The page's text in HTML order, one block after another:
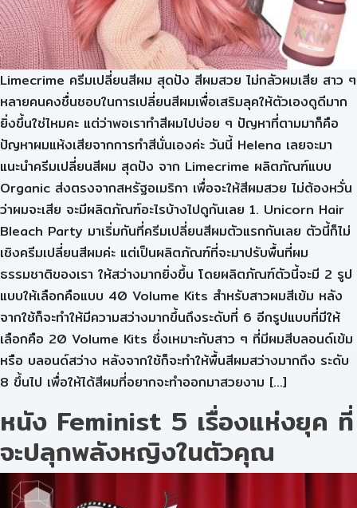
Limecrime ครีมเปลี่ยนสีผม สุดปัง สีผมสวย ไม่กลัวผมเสีย สาว ๆ
หลายคนคงชื่นชอบในการเปลี่ยนสีผมเพื่อเสริมลุคให้ตัวเองดูดีมาก
ยิ่งขึ้นใช่ไหมคะ แต่ว่าพอเราทำสีผมไปบ่อย ๆ ปัญหาที่ตามมาก็คือ
ปัญหาผมแห้งเสียจากการทำสีนั่นเองค่ะ วันนี้ Helena เลยจะมา
แนะนำครีมเปลี่ยนสีผม สุดปัง จาก Limecrime ผลิตภัณฑ์แบบ
Organic ส่งตรงจากสหรัฐอเมริกา เพื่อจะให้สีผมสวย ไม่ต้องหวั่น
ว่าผมจะเสีย จะมีผลิตภัณฑ์อะไรบ้างไปดูกันเลย 1. Unicorn Hair
Bleach Party มาเริ่มกันที่ครีมเปลี่ยนสีผมตัวแรกกันเลย ตัวนี้ก็ไม่
เชิงครีมเปลี่ยนสีผมค่ะ แต่เป็นผลิตภัณฑ์ที่จะมาปรับพื้นที่ผม
ธรรมชาติของเรา ให้สว่างมากยิ่งขึ้น โดยผลิตภัณฑ์ตัวนี้จะมี 2 รูป
แบบให้เลือกคือแบบ 40 Volume Kits สำหรับสาวผมสีเข้ม หลัง
จากใช้ก็จะทำให้มีความสว่างมากขึ้นถึงระดับที่ 6 อีกรูปแบบที่มีให้
เลือกคือ 20 Volume Kits ซึ่งเหมาะกับสาว ๆ ที่มีผมสีบลอนด์เข้ม
หรือ บลอนด์สว่าง หลังจากใช้ก็จะทำให้พื้นสีผมสว่างมากถึง ระดับ
8 ขึ้นไป เพื่อให้ได้สีผมที่อยากจะทำออกมาสวยงาม […]
หนัง Feminist 5 เรื่องแห่งยุค ที่
จะปลุกพลังหญิงในตัวคุณ